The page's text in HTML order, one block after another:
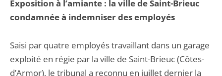
Exposition à l’amiante : la ville de Saint-Brieuc
condamnée à indemniser des employés
Saisi par quatre employés travaillant dans un garage
exploité en régie par la ville de Saint-Brieuc (Côtes-
d’Armor), le tribunal a reconnu en juillet dernier la